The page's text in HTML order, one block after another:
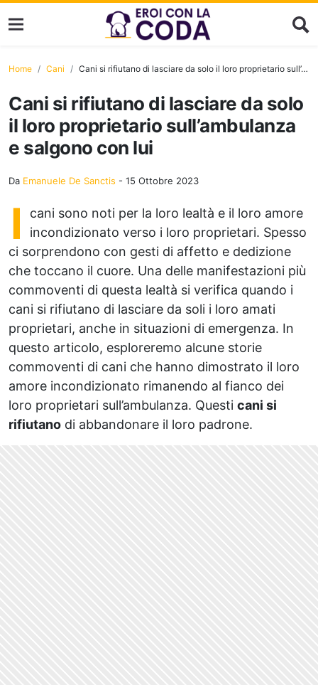
Home Cani Cani si rifiutano di lasciare da solo il loro proprietario sull’ambulanza e salgono con lui
Cani si rifiutano di lasciare da solo
il loro proprietario sull’ambulanza
e salgono con lui
Da Emanuele De Sanctis - 15 Ottobre 2023
I
cani sono noti per la loro lealtà e il loro amore
incondizionato verso i loro proprietari. Spesso
ci sorprendono con gesti di affetto e dedizione
che toccano il cuore. Una delle manifestazioni più
commoventi di questa lealtà si verifica quando i
cani si rifiutano di lasciare da soli i loro amati
proprietari, anche in situazioni di emergenza. In
questo articolo, esploreremo alcune storie
commoventi di cani che hanno dimostrato il loro
amore incondizionato rimanendo al fianco dei
loro proprietari sull’ambulanza. Questi cani si
rifiutano di abbandonare il loro padrone.